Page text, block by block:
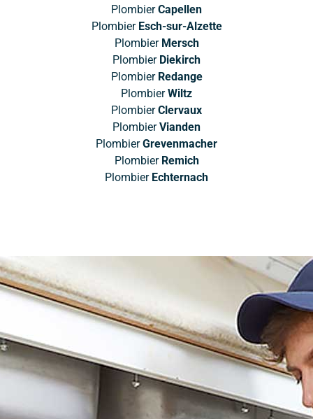
PlombierCapellen
Plombier Esch-sur-Alzette
Plombier Mersch
Plombier Diekirch
Plombier Redange
PlombierWiltz
PlombierClervaux
PlombierVianden
PlombierGrevenmacher
Plombier Remich
Plombier Echternach